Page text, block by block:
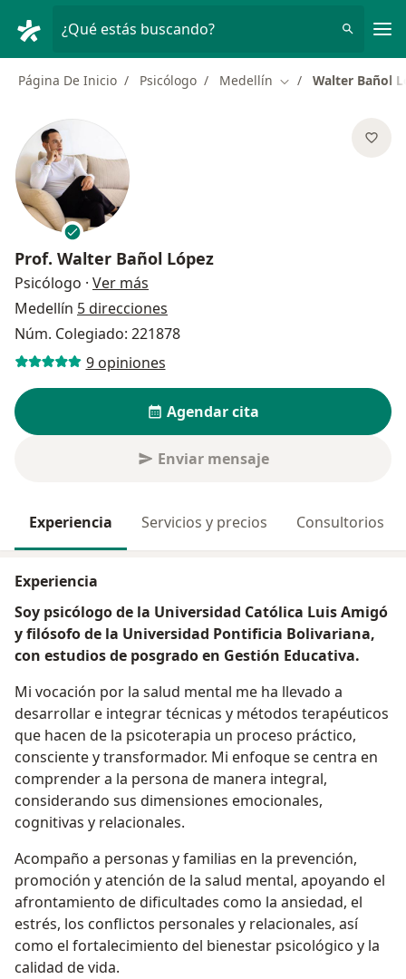
¿Qué estás buscando?
Página De Inicio Psicólogo Medellín Cambiar de ciudad
Walter Bañol
Prof. Walter Bañol López
Psicólogo · Ver más
Medellín 5 direcciones
Núm. Colegiado: 221878
9 opiniones
Agendar cita
Enviar mensaje
Experiencia Servicios y precios Consultorios
Experiencia
Soy psicólogo de la Universidad Católica Luis Amigó
y filósofo de la Universidad Pontificia Bolivariana,
con estudios de posgrado en Gestión Educativa.
Mi vocación por la salud mental me ha llevado a
desarrollar e integrar técnicas y métodos terapéuticos
que hacen de la psicoterapia un proceso práctico,
consciente y transformador. Mi enfoque se centra en
comprender a la persona de manera integral,
considerando sus dimensiones emocionales,
cognitivas y relacionales.
Acompaño a personas y familias en la prevención,
promoción y atención de la salud mental, apoyando el
afrontamiento de dificultades como la ansiedad, el
estrés, los conflictos personales y relacionales, así
como el fortalecimiento del bienestar psicológico y la
calidad de vida.